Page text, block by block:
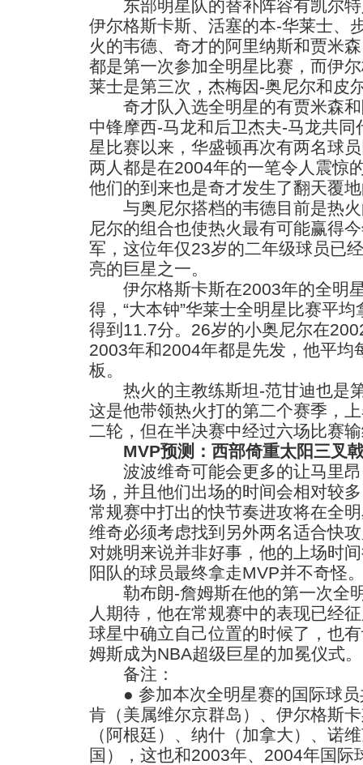
东部明星队的替补阵容有凯尔特
伊尔格斯卡斯、活塞的本-华莱士、
火的韦德、奇才的阿里纳斯和贾米
都是第一次参加全明星比赛，而伊
莱士是第三次，杰梅因-奥尼尔和皮
奇才队入选全明星的有贾米森和
中锋摩西-马龙和后卫杰夫-马龙共
星比赛以来，华盛顿再次有两名球
两人都是在2004年的一笔令人震惊
他们的到来也是奇才发生了翻天覆
与奥尼尔搭档的韦德目前是热火
尼尔的组合也使热火最有可能赢得
军，这位年仅23岁的二年级球员已
亮的巨星之一。
伊尔格斯卡斯在2003年的全明
得，“大本钟”华莱士全明星比赛平
得到11.7分。26岁的小奥尼尔在
2003年和2004年都是先发，他平均
板。
热火的主教练斯坦-范甘迪也是
这是他带领热火打的第二个赛季，
二轮，但在半决赛中经过六场比赛
MVP预测：西部倚重太阳三叉戟
波波维奇可能会更多的让马里昂
场，并且他们出场的时间会相对较
常规赛中打出的快节奏进攻将在全
维奇必须考虑找到另外两名适合快
对姚明来说并非好事，他的上场时
阳队的球员最终拿走MVP并不奇怪
勒布朗-詹姆斯在他的第一次全
人期待，他在常规赛中的表现已经
球星中确立自己位置的时候了，也
姆斯成为NBA超级巨星的加冕仪式。
备注：
● 参加本次全明星赛的国际球员
肯（美属维尔京群岛）、伊尔格斯
（阿根廷）、纳什（加拿大）、诺
国），这也和2003年、2004年国际